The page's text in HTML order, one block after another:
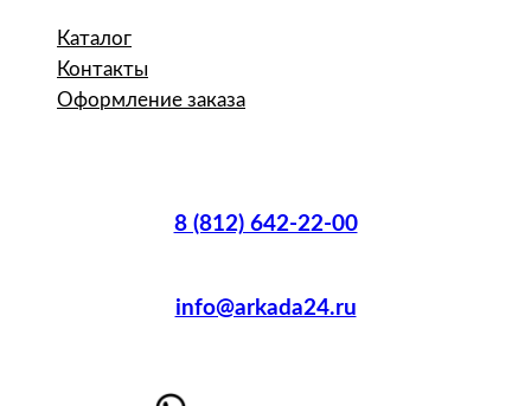
Каталог
Контакты
Оформление заказа
8 (812) 642-22-00
info@arkada24.ru